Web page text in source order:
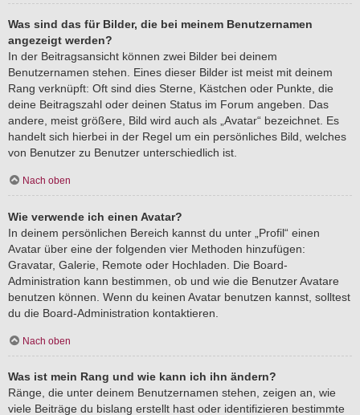
Was sind das für Bilder, die bei meinem Benutzernamen
angezeigt werden?
In der Beitragsansicht können zwei Bilder bei deinem
Benutzernamen stehen. Eines dieser Bilder ist meist mit deinem
Rang verknüpft: Oft sind dies Sterne, Kästchen oder Punkte, die
deine Beitragszahl oder deinen Status im Forum angeben. Das
andere, meist größere, Bild wird auch als „Avatar“ bezeichnet. Es
handelt sich hierbei in der Regel um ein persönliches Bild, welches
von Benutzer zu Benutzer unterschiedlich ist.
Nach oben
Wie verwende ich einen Avatar?
In deinem persönlichen Bereich kannst du unter „Profil“ einen
Avatar über eine der folgenden vier Methoden hinzufügen:
Gravatar, Galerie, Remote oder Hochladen. Die Board-
Administration kann bestimmen, ob und wie die Benutzer Avatare
benutzen können. Wenn du keinen Avatar benutzen kannst, solltest
du die Board-Administration kontaktieren.
Nach oben
Was ist mein Rang und wie kann ich ihn ändern?
Ränge, die unter deinem Benutzernamen stehen, zeigen an, wie
viele Beiträge du bislang erstellt hast oder identifizieren bestimmte